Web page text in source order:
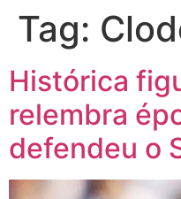
Tag:
Histórica
relembra
defendeu o